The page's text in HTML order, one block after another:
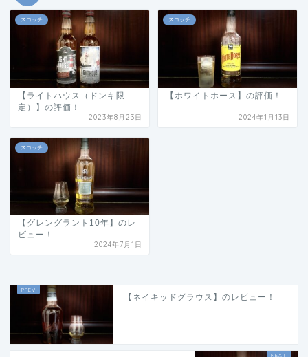
スコッチ
【ライトハウス（ドンキ限
定）】の評価！
2023年8月23日
スコッチ
【ホワイトホース】の評価！
2024年1月13日
スコッチ
【グレングラント10年】のレ
ビュー！
2024年7月1日
【ネイキッドグラウス】のレビュー！